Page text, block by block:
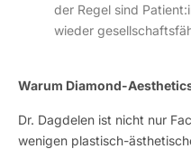
der Regel sind
wieder
Warum Diamond-
Dr. Dagdelen ist nicht nur
wenigen plastisch-